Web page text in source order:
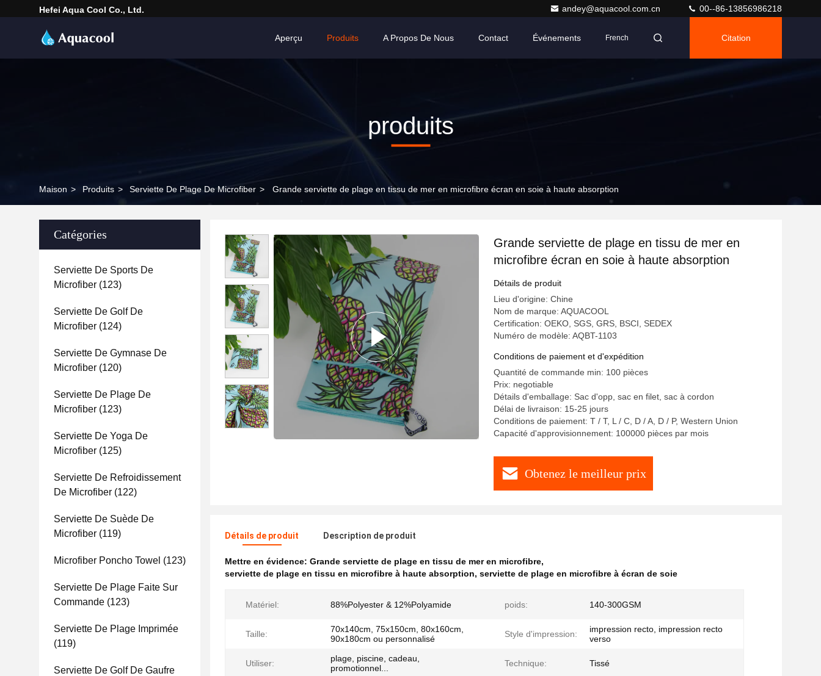
Hefei Aqua Cool Co., Ltd. andey@aquacool.com.cn 00--86-13856986218
Aperçu Produits A Propos De Nous Contact Événements French Citation
produits
Maison > Produits > Serviette De Plage De Microfiber > Grande serviette de plage en tissu de mer en microfibre écran en soie à haute absorption
Catégories
Serviette De Sports De
Microfiber (123)
Serviette De Golf De
Microfiber (124)
Serviette De Gymnase De
Microfiber (120)
Serviette De Plage De
Microfiber (123)
Serviette De Yoga De
Microfiber (125)
Serviette De Refroidissement
De Microfiber (122)
Serviette De Suède De
Microfiber (119)
Microfiber Poncho Towel (123)
Serviette De Plage Faite Sur
Commande (123)
Serviette De Plage Imprimée
(119)
Serviette De Golf De Gaufre
Grande serviette de plage en tissu de mer en
microfibre écran en soie à haute absorption
Détails de produit
Lieu d'origine: Chine
Nom de marque: AQUACOOL
Certification: OEKO, SGS, GRS, BSCI, SEDEX
Numéro de modèle: AQBT-1103
Conditions de paiement et d'expédition
Quantité de commande min: 100 pièces
Prix: negotiable
Détails d'emballage: Sac d'opp, sac en filet, sac à cordon
Délai de livraison: 15-25 jours
Conditions de paiement: T / T, L / C, D / A, D / P, Western Union
Capacité d'approvisionnement: 100000 pièces par mois
Obtenez le meilleur prix
Détails de produit Description de produit
Mettre en évidence: Grande serviette de plage en tissu de mer en microfibre,
serviette de plage en tissu en microfibre à haute absorption, serviette de plage en microfibre à écran de soie
Matériel: 88%Polyester & 12%Polyamide poids: 140-300GSM
Taille:
70x140cm, 75x150cm, 80x160cm,
90x180cm ou personnalisé
Style d'impression:
impression recto, impression recto
verso
Utiliser:
plage, piscine, cadeau,
promotionnel...
Technique: Tissé